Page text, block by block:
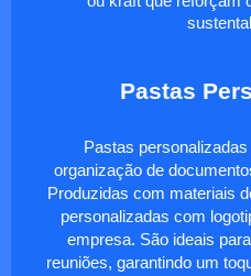
Pastas
Pastas
organização de
Produzidas com materiais
personalizadas com
empresa. São ideais
reuniões, garantindo um